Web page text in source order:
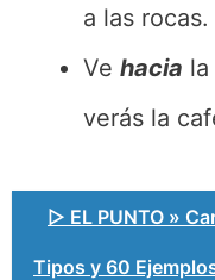
a las rocas.
Ve hacia
verás la
▷ EL PUNTO »
Tipos y 60